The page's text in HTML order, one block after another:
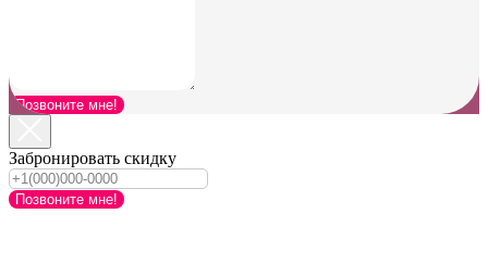
Позвоните мне!
Забронировать скидку
Позвоните мне!